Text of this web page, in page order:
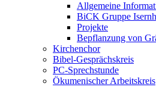
Allgemeine
BiCK Gruppe
Projekte
Bepflanzung von
Kirchenchor
Bibel-Gesprächskreis
PC-Sprechstunde
Ökumenischer Arbeitskreis